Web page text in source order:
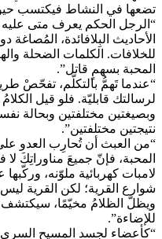
تضعها في النشاط فيكتسب
“الرجل الحكم يعرف متى عليه
الأحاديث البِلافائدة، المُصاغة
للخلافات. الكلمات الضحلة
المحبة بسهمٍ قاتل”.
“عندما تَهمُّ بالتكلّم، تفحّصْ
لرسالتك قابليّة. فلو قيل
وبصيغتين مختلفتين وبحالة
نتيجتين مختلفتين”.
“من العبث أن تُحارِب العدو
المحبة، فإنّ جميعَ مناوراتِكَ
لامبات كهربائية ملوّنه،
شوارع القرية؛ لكن القرية ليس
ويظلّ الظلامُ مخيّمًا، سيكتشف
للإضاءة”.
“كأعضاء لجسد المسيح